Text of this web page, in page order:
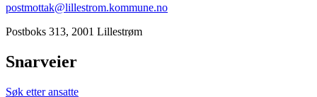
postmottak@lillestrom.kommune.no
Postboks 313, 2001 Lillestrøm
Snarveier
Søk etter ansatte